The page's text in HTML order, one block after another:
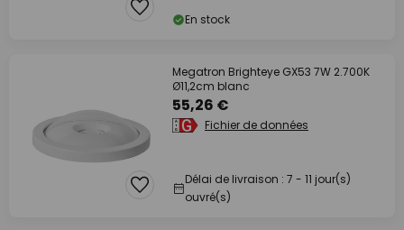
En stock
Megatron Brighteye GX53 7W 2.700K
Ø11,2cm blanc
55,26 €
Fichier de données
Délai de livraison : 7 - 11 jour(s)
ouvré(s)